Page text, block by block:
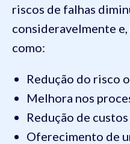
riscos de falhas
consideravelmente
como:
Redução do risco
Melhora nos
Redução de
Oferecimento de